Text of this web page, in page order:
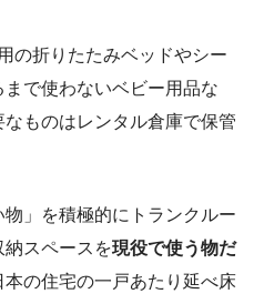
の折りたたみベッドやシー
で使わないベビー用品な
ものはレンタル倉庫で保管
」を積極的にトランクルー
納スペースを現役で使う物だ
の住宅の一戸あたり延べ床